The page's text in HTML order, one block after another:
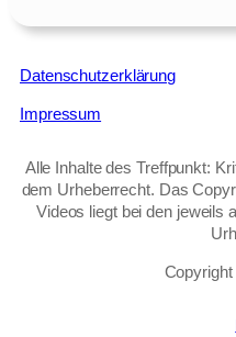
Datenschutzerklärung
Impressum
Alle Inhalte des Treffpunkt:
dem Urheberrecht. Das
Videos liegt bei den jeweils
Copyright